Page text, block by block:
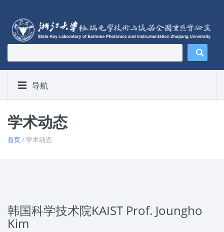
导航
学术动态
首页/ 学术动态
韩国科学技术院KAIST Prof. Joungho
Kim